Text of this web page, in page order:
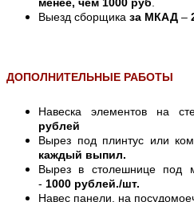
Выезд сборщика за МКАД –
ДОПОЛНИТЕЛЬНЫЕ РАБОТЫ
Навеска элементов на
рублей
Вырез под плинтус или
каждый выпил.
Вырез в столешнице под
- 1000 рублей./шт.
Навес панели. на